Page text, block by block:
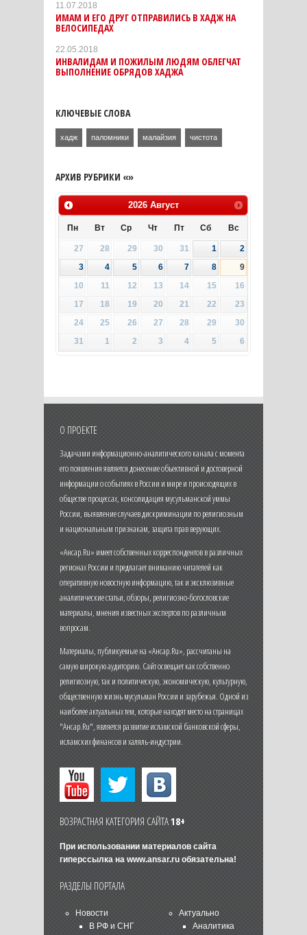
11.07.2018
ИМАМ И ЕГО ДРУГ ОТПРАВИЛИСЬ В ХАДЖ НА
ВЕЛОСИПЕДАХ
22.05.2018
ИНВАЛИДАМ И ПОЖИЛЫМ ЛЮДЯМ ОБЛЕГЧАТ
ВЫПОЛНЕНИЕ ОБРЯДОВ ХАДЖА
КЛЮЧЕВЫЕ СЛОВА
хадж паломники малайзия чистота
АРХИВ РУБРИКИ «»
2026 Август
Пн Вт Ср Чт Пт Сб Вс
27 28 29 30 31 1
2
3
4 5 6 7 8
9
10
11 12 13 14 15
16
17
18 19 20 21 22
23
24
25 26 27 28 29
30
31
1 2 3 4 5 6
О ПРОЕКТЕ
Задачами информационно-аналитического канала с момента
его появления является донесение объективной и достоверной
информации о событиях в России и мире и происходящих в
обществе процессах, консолидация мусульманской уммы
России, выявление случаев дискриминации по религиозным
и национальным признакам, защита прав верующих.
«Ансар.Ru» имеет собственных корреспондентов в различных
регионах России и предлагает вниманию читателей как
оперативную новостную информацию, так и эксклюзивные
аналитические статьи, обзоры, религиозно-богословские
материалы, мнения известных экспертов по различным
вопросам.
Материалы, публикуемые на «Ансар.Ru», рассчитаны на
самую широкую аудиторию. Сайт освещает как собственно
религиозную, так и политическую, экономическую, культурную,
общественную жизнь мусульман России и зарубежья. Одной из
наиболее актуальных тем, которые находят место на страницах
"Ансар.Ru", является развитие исламской банковской сферы,
исламских финансов и халяль-индустрии.
ВОЗРАСТНАЯ КАТЕГОРИЯ САЙТА18+
При использовании материалов сайта
гиперссылка на www.ansar.ruобязательна!
РАЗДЕЛЫ ПОРТАЛА
Новости
В РФ и СНГ
Актуально
Аналитика